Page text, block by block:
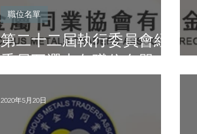
第二十二屆執行委員會經
委員互選出各職位名單
職位名單
2020年5月20日